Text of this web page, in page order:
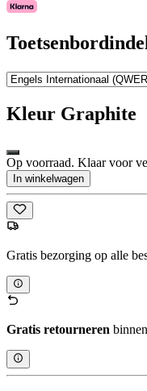
Kleur Graphite
Op voorraad. Klaar voor
In winkelwagen
Gratis bezorging op alle
Gratis retourneren